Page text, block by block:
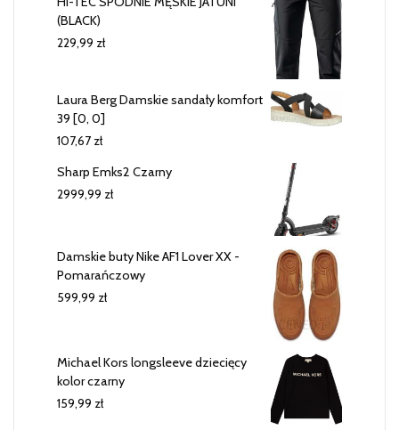
(BLACK)
229,99 zł
Laura Berg Damskie sandały komfort
39 [0, 0]
107,67 zł
Sharp Emks2 Czarny
2999,99 zł
Damskie buty Nike AF1 Lover XX -
Pomarańczowy
599,99 zł
Michael Kors longsleeve dziecięcy
kolor czarny
159,99 zł